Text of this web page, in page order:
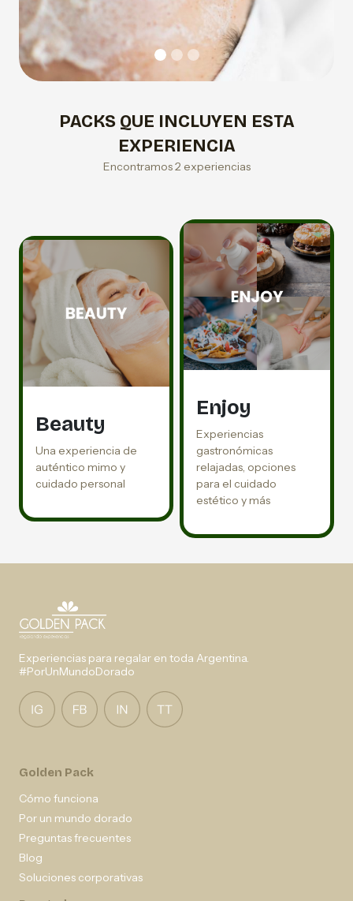
PACKS QUE INCLUYEN ESTA
EXPERIENCIA
Encontramos 2 experiencias
Beauty
Una experiencia de
auténtico mimo y
cuidado personal
Enjoy
Experiencias
gastronómicas
relajadas, opciones
para el cuidado
estético y más
Experiencias para regalar en toda Argentina.
#PorUnMundoDorado
Golden Pack
Cómo funciona
Por un mundo dorado
Preguntas frecuentes
Blog
Soluciones corporativas